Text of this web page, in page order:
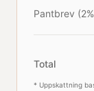
Pantbrev
Total
* Uppskattning